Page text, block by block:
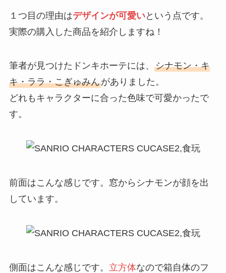
１つ目の理由はデザインが可愛いという点です。
実際の購入した商品を紹介しますね！
筆者が見つけたドンキホーテには、 シナモン・キ
キ・ララ・こぎゅみんがありました。
どれもキャラクターに合った色味で可愛かったで
す。
前面はこんな感じです。窓からシナモンが顔を出
しています。
側面はこんな感じです。 立方体なので箱自体のフ